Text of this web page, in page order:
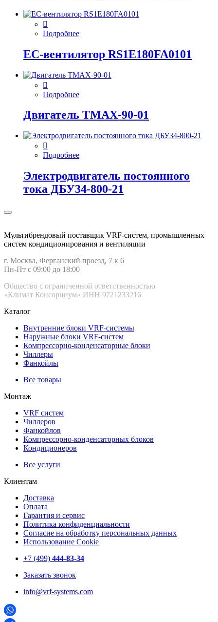
Подробнее
EC-вентилятор RS1E180FA0101
Подробнее
Двигатель ТМАХ-90-01
Подробнее
Электродвигатель постоянного
тока ДБУ34‑800‑21
Мультибрендовый поставщик VRF-cистем, промышленных
систем кондиционирования и вентиляции
г. Москва, Ферганский проезд, 7 к 6
Пн-Пт с 09:00 до 18:00
Общество с ограниченной ответственностью
«Климат Консорциум» ИНН 9721233216
Каталог
Внутренние блоки VRF-cистемы
Наружные блоки VRF-cистем
Компрессорно-конденсаторные блоки
Чиллеры
Фанкойлы
Все товары
Монтаж
VRF систем
Чиллеров
Фанкойлов
Компрессорно-конденсаторных блоков
Кондиционеров
Все услуги
Клиентам
Доставка
Оплата
Гарантия и сервис
Политика конфиденциальности
Согласие на обработку персональных данных
Использование Cookie
+7 (499) 444-83-34
Заказать звонок
info@vrf-systems.com